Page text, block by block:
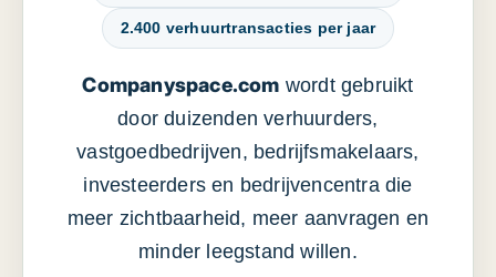
2.400 verhuurtransacties per jaar
Companyspace.com wordt gebruikt
door duizenden verhuurders,
vastgoedbedrijven, bedrijfsmakelaars,
investeerders en bedrijvencentra die
meer zichtbaarheid, meer aanvragen en
minder leegstand willen.